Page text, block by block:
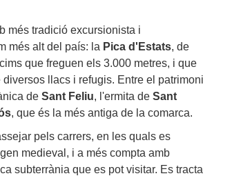
més tradició excursionista i
més alt del país: la Pica d'Estats, de
que freguen els 3.000 metres, i que
llacs i refugis. Entre el patrimoni
de Sant Feliu, l'ermita de Sant
, que és la més antiga de la comarca.
pels carrers, en les quals es
medieval, i a més compta amb
subterrània que es pot visitar. Es tracta